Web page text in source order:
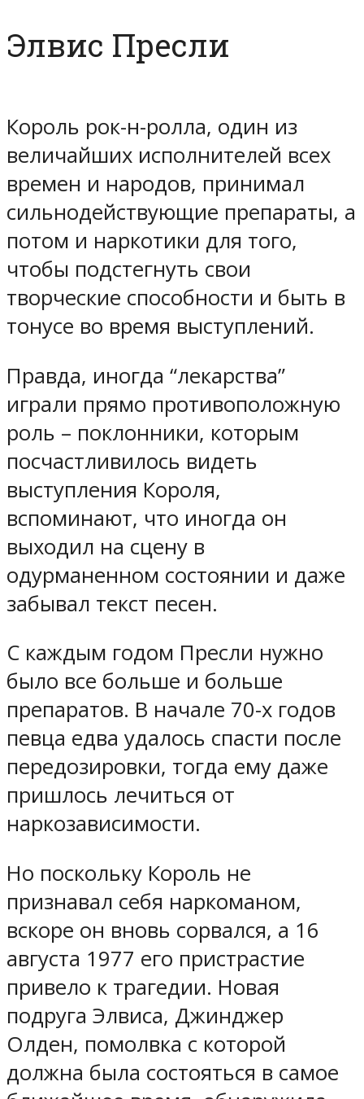
Элвис Пресли
Король рок-н-ролла, один из
величайших исполнителей всех
времен и народов, принимал
сильнодействующие препараты, а
потом и наркотики для того,
чтобы подстегнуть свои
творческие способности и быть в
тонусе во время выступлений.
Правда, иногда “лекарства”
играли прямо противоположную
роль – поклонники, которым
посчастливилось видеть
выступления Короля,
вспоминают, что иногда он
выходил на сцену в
одурманенном состоянии и даже
забывал текст песен.
С каждым годом Пресли нужно
было все больше и больше
препаратов. В начале 70-х годов
певца едва удалось спасти после
передозировки, тогда ему даже
пришлось лечиться от
наркозависимости.
Но поскольку Король не
признавал себя наркоманом,
вскоре он вновь сорвался, а 16
августа 1977 его пристрастие
привело к трагедии. Новая
подруга Элвиса, Джинджер
Олден, помолвка с которой
должна была состояться в самое